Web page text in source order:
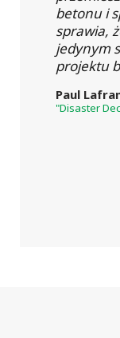
betonu i
sprawia,
jedynym
projektu
Paul
"Disaster